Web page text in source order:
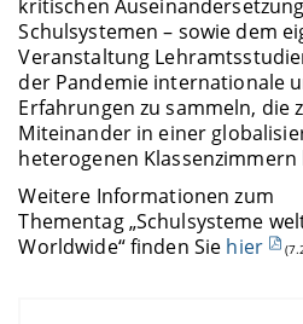
kritischen
Schulsystemen – sowie dem
Veranstaltung
der Pandemie internationale
Erfahrungen zu sammeln, die
Miteinander in einer
heterogenen Klassenzimmern
Weitere Informationen zum
Thementag „Schulsysteme
Worldwide“ finden Sie hier